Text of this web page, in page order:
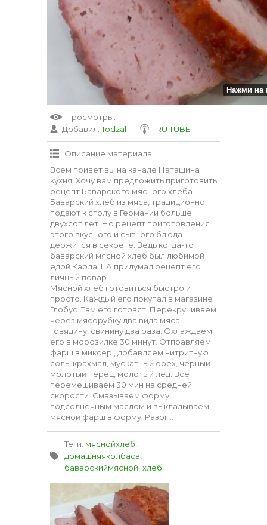
Нажми на
Просмотры: 1
Добавил:Todzal RU TUBE
Описание материала:
Всем привет вы на канале Наташина
кухня. Хочу вам предложить приготовить
рецепт Баварского мясного хлеба.
Баварский хлеб из мяса, традиционно
подают к столу в Германии больше
двухсот лет. Но рецепт приготовления
этого вкусного и сытного блюда
держится в секрете. Ведь когда-то
баварский мясной хлеб был любимой
едой Карла II. А придумал рецепт его
личный повар.
Мясной хлеб готовиться быстро и
просто. Каждый его покупал в магазине
Глобус. Там его готовят .Перекручиваем
через мясорубку два вида мяса
говядину, свинину два раза. Охлаждаем
его в морозилке 30 минут. Отправляем
фарш в миксер , добавляем нитритную
соль, крахмал, мускатный орех, чёрный
молотый перец, молотый лёд. Всё
перемешиваем 30 мин на средней
скорости. Смазываем форму
подсолнечным маслом и выкладываем
мясной фарш в форму .Разог...
Теги: мяснойхлеб
домашняяколбаса
баварскиймясной_хлеб